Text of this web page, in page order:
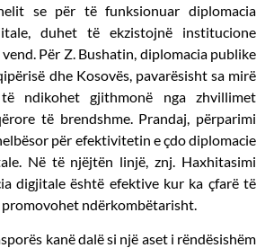
se për të funksionuar diplomacia
duhet të ekzistojnë institucione
Për Z. Bushatin, diplomacia publike
dhe Kosovës, pavarësisht sa mirë
ndikohet gjithmonë nga zhvillimet
të brendshme. Prandaj, përparimi
për efektivitetin e çdo diplomacie
Në të njëjtën linjë, znj. Haxhitasimi
digjitale është efektive kur ka çfarë të
ndërkombëtarisht.
kanë dalë si një aset i rëndësishëm